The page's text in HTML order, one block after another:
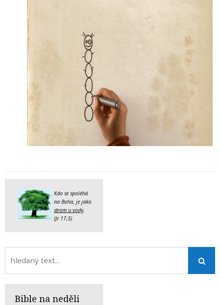
Kdo se spoléhá
na Boha, je jako
strom u vody
(Jr 17,5)
Bible na neděli